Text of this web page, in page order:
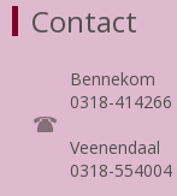
Contact
Bennekom
0318-414266
Veenendaal
0318-554004